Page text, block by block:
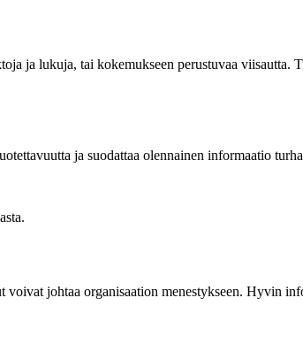
ja lukuja, tai kokemukseen perustuvaa viisautta.
ja suodattaa olennainen informaatio
voivat johtaa organisaation menestykseen. Hyvin